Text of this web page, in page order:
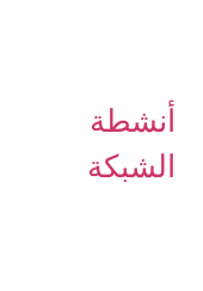
أنشطة
الشبكة